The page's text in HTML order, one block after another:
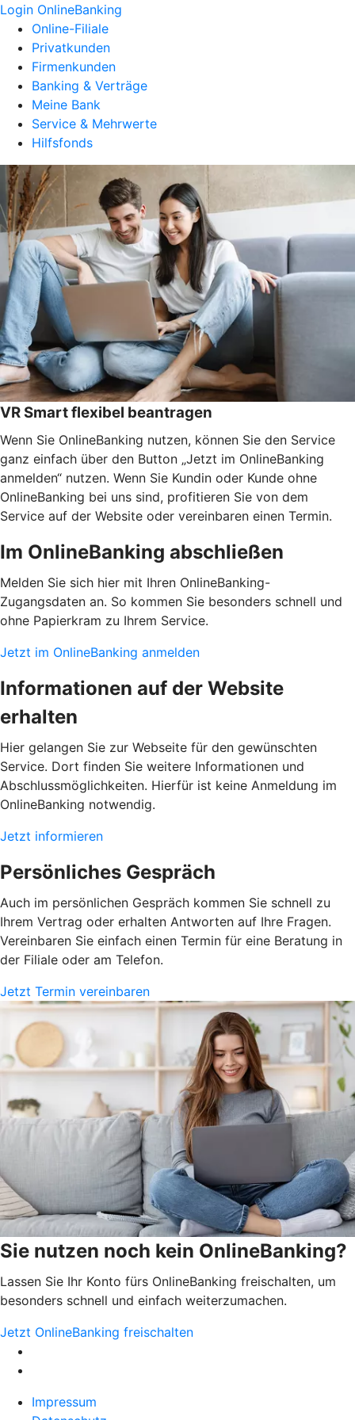
Login OnlineBanking
Online-Filiale
Privatkunden
Firmenkunden
Banking & Verträge
Meine Bank
Service & Mehrwerte
Hilfsfonds
VR Smart flexibel beantragen
Wenn Sie OnlineBanking nutzen, können Sie den Service
ganz einfach über den Button „Jetzt im OnlineBanking
anmelden“ nutzen. Wenn Sie Kundin oder Kunde ohne
OnlineBanking bei uns sind, profitieren Sie von dem
Service auf der Website oder vereinbaren einen Termin.
Im OnlineBanking abschließen
Melden Sie sich hier mit Ihren OnlineBanking-
Zugangsdaten an. So kommen Sie besonders schnell und
ohne Papierkram zu Ihrem Service.
Jetzt im OnlineBanking anmelden
Informationen auf der Website
erhalten
Hier gelangen Sie zur Webseite für den gewünschten
Service. Dort finden Sie weitere Informationen und
Abschlussmöglichkeiten. Hierfür ist keine Anmeldung im
OnlineBanking notwendig.
Jetzt informieren
Persönliches Gespräch
Auch im persönlichen Gespräch kommen Sie schnell zu
Ihrem Vertrag oder erhalten Antworten auf Ihre Fragen.
Vereinbaren Sie einfach einen Termin für eine Beratung in
der Filiale oder am Telefon.
Jetzt Termin vereinbaren
Sie nutzen noch kein OnlineBanking?
Lassen Sie Ihr Konto fürs OnlineBanking freischalten, um
besonders schnell und einfach weiterzumachen.
Jetzt OnlineBanking freischalten
Impressum